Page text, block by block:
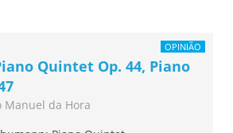
OPINIÃO
Quintet Op. 44, Piano
Manuel da Hora